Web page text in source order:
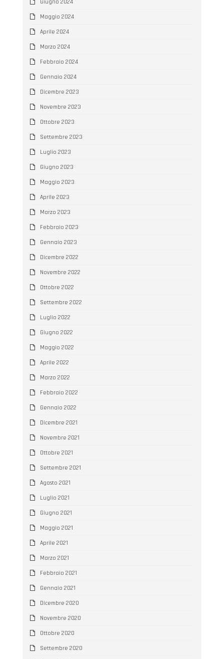
Giugno 2024
Maggio 2024
Aprile 2024
Marzo 2024
Febbraio 2024
Gennaio 2024
Dicembre 2023
Novembre 2023
Ottobre 2023
Settembre 2023
Luglio 2023
Giugno 2023
Maggio 2023
Aprile 2023
Marzo 2023
Febbraio 2023
Gennaio 2023
Dicembre 2022
Novembre 2022
Ottobre 2022
Settembre 2022
Luglio 2022
Giugno 2022
Maggio 2022
Aprile 2022
Marzo 2022
Febbraio 2022
Gennaio 2022
Dicembre 2021
Novembre 2021
Ottobre 2021
Settembre 2021
Agosto 2021
Luglio 2021
Giugno 2021
Maggio 2021
Aprile 2021
Marzo 2021
Febbraio 2021
Gennaio 2021
Dicembre 2020
Novembre 2020
Ottobre 2020
Settembre 2020